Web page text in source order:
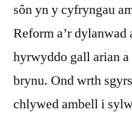
sôn yn y cyfryngau
Reform a’r dylanwad
hyrwyddo gall arian
brynu. Ond wrth
chlywed ambell i